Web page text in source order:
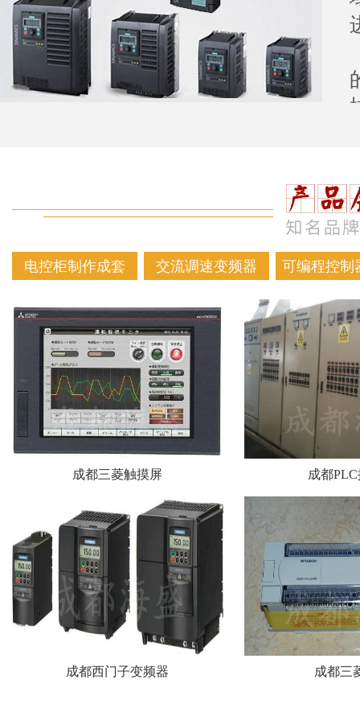
电控柜制作成套 交流调速变频器 可编程控制
成都三菱触摸屏 成都
成都西门子变频器 成都三